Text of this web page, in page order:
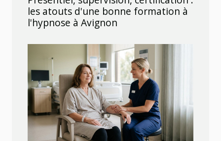
les atouts d'une bonne formation à
l'hypnose à Avignon